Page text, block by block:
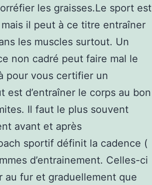
les graisses.Le sport est
il peut à ce titre entraîner
les muscles surtout. Un
non cadré peut faire mal le
pour vous certifier un
d’entraîner le corps au bon
Il faut le plus souvent
avant et après
sportif définit la cadence (
d’entrainement. Celles-ci
au fur et graduellement que